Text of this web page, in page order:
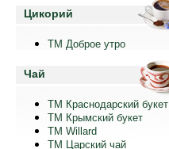
Цикорий
ТМ Доброе утро
Чай
ТМ Краснодарский букет
ТМ Крымский букет
ТМ Willard
ТМ Царский чай